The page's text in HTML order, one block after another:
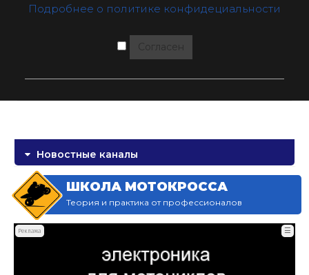
Подробнее о политике конфидециальности
Согласен
Новостные каналы
ШКОЛА МОТОКРОССА
Теория и практика от профессионалов
Реклама ☰